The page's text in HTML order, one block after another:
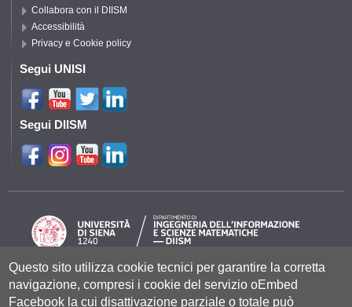
Collabora con il DIISM
Accessibilità
Privacy e Cookie policy
Segui UNISI
Segui DIISM
Università degli Studi di Siena- Rettorato, via Banchi di Sotto 55, 53100
Siena ITALIA
Questo sito utilizza cookie tecnici per garantire la corretta
navigazione, compresi i cookie del servizio oEmbed
Facebook la cui disattivazione parziale o totale può